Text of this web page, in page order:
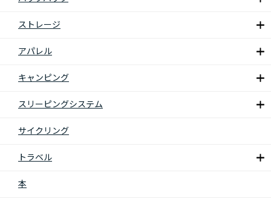
ストレージ
アパレル
キャンピング
スリーピングシステム
サイクリング
トラベル
本